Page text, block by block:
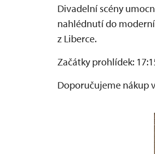
Divadelní scény
nahlédnutí do
z Liberce.
Začátky prohlídek:
Doporučujeme nákup